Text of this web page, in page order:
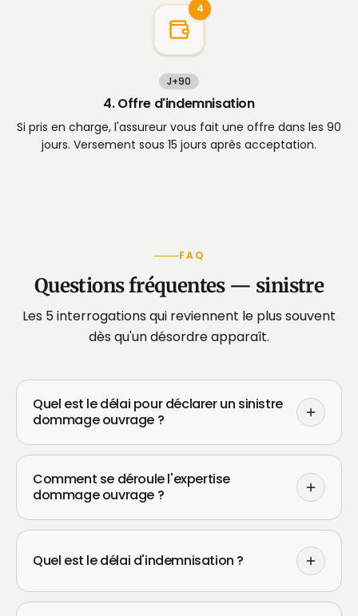
4
J+90
4. Offre d'indemnisation
Si pris en charge, l'assureur vous fait une offre dans les 90
jours. Versement sous 15 jours après acceptation.
FAQ
Questions fréquentes — sinistre
Les 5 interrogations qui reviennent le plus souvent
dès qu'un désordre apparaît.
Quel est le délai pour déclarer un sinistre
dommage ouvrage ?
Comment se déroule l'expertise
dommage ouvrage ?
Quel est le délai d'indemnisation ?